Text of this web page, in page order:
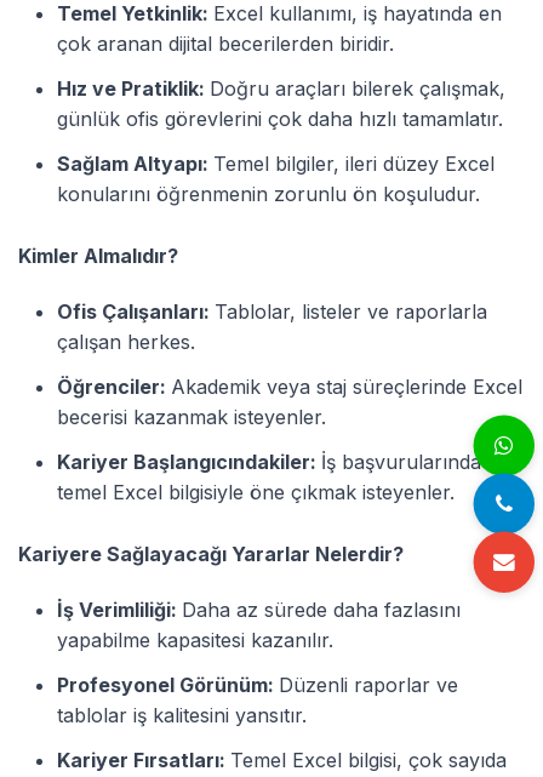
Temel Yetkinlik: Excel kullanımı, iş hayatında en
çok aranan dijital becerilerden biridir.
Hız ve Pratiklik: Doğru araçları bilerek çalışmak,
günlük ofis görevlerini çok daha hızlı tamamlatır.
Sağlam Altyapı: Temel bilgiler, ileri düzey Excel
konularını öğrenmenin zorunlu ön koşuludur.
Kimler Almalıdır?
Ofis Çalışanları: Tablolar, listeler ve raporlarla
çalışan herkes.
Öğrenciler: Akademik veya staj süreçlerinde Excel
becerisi kazanmak isteyenler.
Kariyer Başlangıcındakiler: İş başvurularında
temel Excel bilgisiyle öne çıkmak isteyenler.
Kariyere Sağlayacağı Yararlar Nelerdir?
İş Verimliliği: Daha az sürede daha fazlasını
yapabilme kapasitesi kazanılır.
Profesyonel Görünüm: Düzenli raporlar ve
tablolar iş kalitesini yansıtır.
Kariyer Fırsatları: Temel Excel bilgisi, çok sayıda